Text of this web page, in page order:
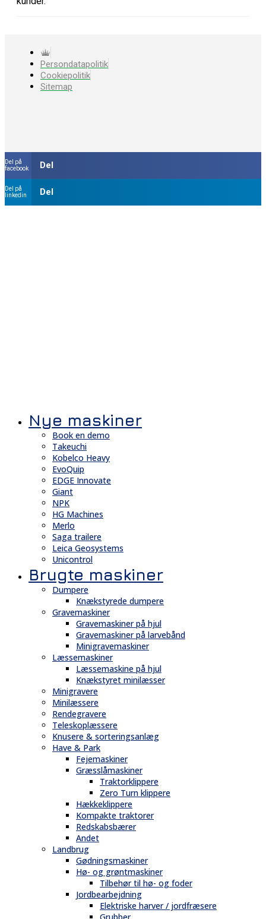
Persondatapolitik
Cookiepolitik
Sitemap
Del på
facebook
Del
Del på
linkedin
Del
Nye maskiner
Book en demo
Takeuchi
Kobelco Heavy
EvoQuip
EDGE Innovate
Giant
NPK
HG Machines
Merlo
Saga trailere
Leica Geosystems
Unicontrol
Brugte maskiner
Dumpere
Knækstyrede dumpere
Gravemaskiner
Gravemaskiner på hjul
Gravemaskiner på larvebånd
Minigravemaskiner
Læssemaskiner
Læssemaskine på hjul
Knækstyret minilæsser
Minigravere
Minilæssere
Rendegravere
Teleskoplæssere
Knusere & sorteringsanlæg
Have & Park
Fejemaskiner
Græsslåmaskiner
Traktorklippere
Zero Turn klippere
Hækkeklippere
Kompakte traktorer
Redskabsbærer
Andet
Landbrug
Gødningsmaskiner
Hø- og grøntmaskiner
Tilbehør til hø- og foder
Jordbearbejdning
Elektriske harver / jordfræsere